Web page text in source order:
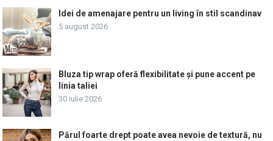
Idei de amenajare pentru un living în stil scandinav
5 august 2026
Bluza tip wrap oferă flexibilitate și pune accent pe
linia taliei
30 iulie 2026
Părul foarte drept poate avea nevoie de textură, nu